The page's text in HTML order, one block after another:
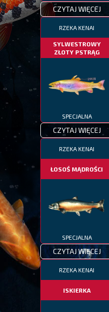
CZYTAJ WIĘCEJ
RZEKA KENAI
SYLWESTROWY
ZŁOTY PSTRĄG
SPECJALNA
CZYTAJ WIĘCEJ
RZEKA KENAI
ŁOSOŚ MĄDROŚCI
SPECJALNA
CZYTAJ WIĘCEJ
RZEKA KENAI
ISKIERKA